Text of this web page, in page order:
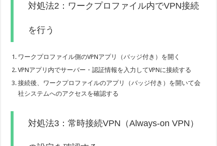
対処法2：ワークプロファイル内でVPN接続
を行う
ワークプロファイル側のVPNアプリ（バッジ付き）を開く
VPNアプリ内でサーバー・認証情報を入力してVPNに接続する
接続後、ワークプロファイルのアプリ（バッジ付き）を開いて会
社システムへのアクセスを確認する
対処法3：常時接続VPN（Always-on VPN）